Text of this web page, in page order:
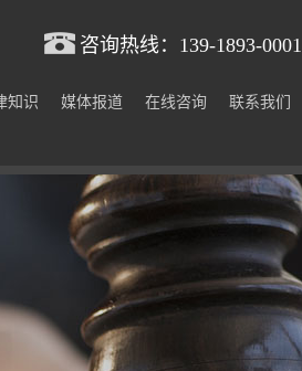
咨询热线： 139-1893-0001
知识 媒体报道 在线咨询 联系我们